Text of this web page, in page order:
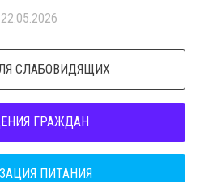
СЛАБОВИДЯЩИХ
ГРАЖДАН
ПИТАНИЯ